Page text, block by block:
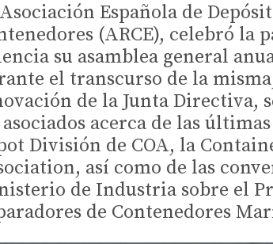
Española de
(ARCE), celebró la
su asamblea general
el transcurso de la
de la Junta Directiva,
acerca de las
División de COA, la
así como de las
de Industria sobre el
de Contenedores